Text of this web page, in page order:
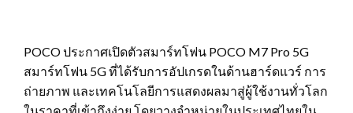
POCO ประกาศเปิดตัวสมาร์ทโฟน POCO M7 Pro 5G
สมาร์ทโฟน 5G ที่ได้รับการอัปเกรดในด้านฮาร์ดแวร์ การ
ถ่ายภาพ และเทคโนโลยีการแสดงผลมาสู่ผู้ใช้งานทั่วโลก